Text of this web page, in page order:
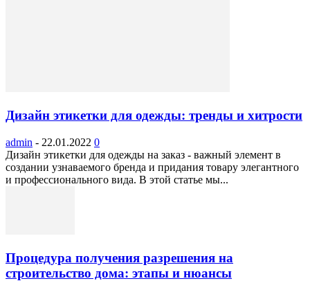
Дизайн этикетки для одежды: тренды и хитрости
admin - 22.01.2022 0
Дизайн этикетки для одежды на заказ - важный элемент в
создании узнаваемого бренда и придания товару элегантного
и профессионального вида. В этой статье мы...
Процедура получения разрешения на
строительство дома: этапы и нюансы